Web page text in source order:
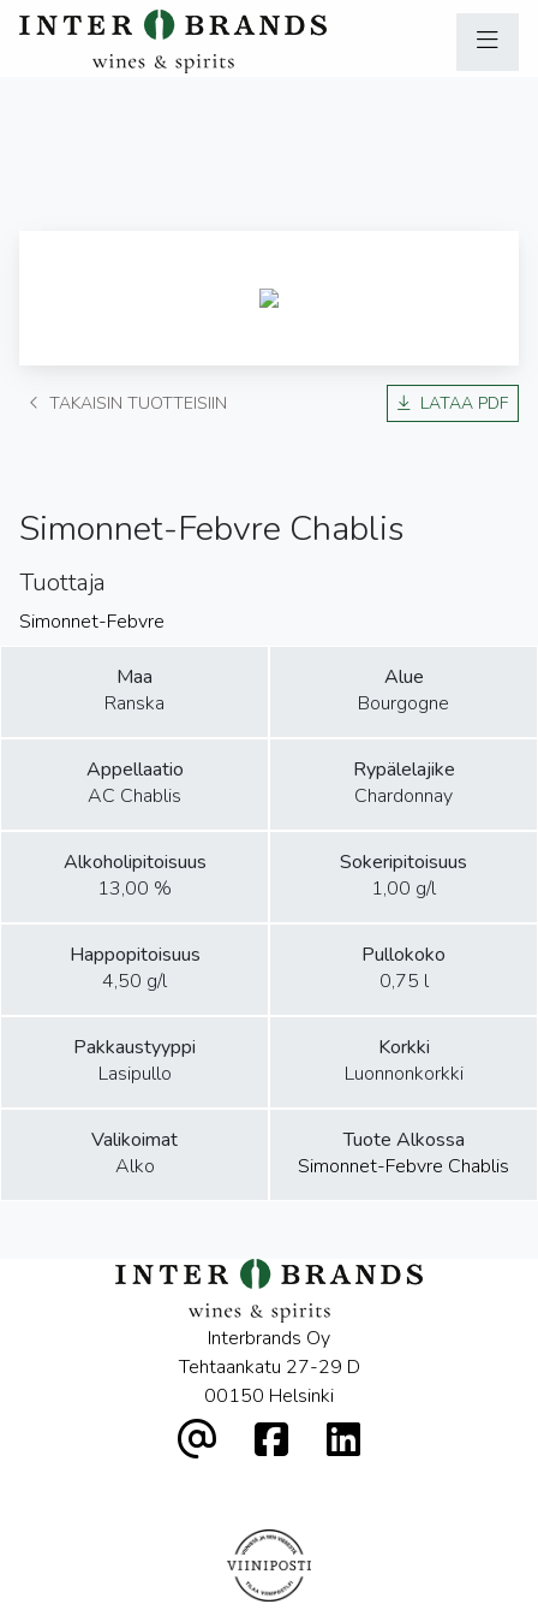
TAKAISIN TUOTTEISIIN LATAA PDF
Simonnet-Febvre Chablis
Tuottaja
Simonnet-Febvre
Maa
Ranska
Alue
Bourgogne
Appellaatio
AC Chablis
Rypälelajike
Chardonnay
Alkoholipitoisuus
13,00 %
Sokeripitoisuus
1,00 g/l
Happopitoisuus
4,50 g/l
Pullokoko
0,75 l
Pakkaustyyppi
Lasipullo
Korkki
Luonnonkorkki
Valikoimat
Alko
Tuote Alkossa
Simonnet-Febvre Chablis
Interbrands Oy
Tehtaankatu 27-29 D
00150 Helsinki